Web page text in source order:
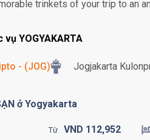
trinkets of your trip to an
vụ YOGYAKARTA
- (JOG) Jogjakarta
ở Yogyakarta
Từ VND 112,952